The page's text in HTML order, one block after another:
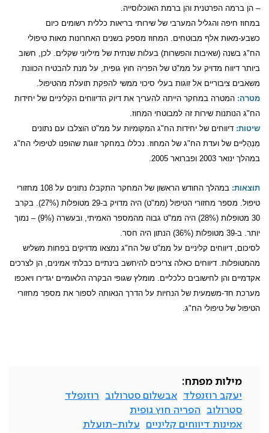
– הן ברמה הפרטנית והן ברמת האוכלוסייה.
במחוז חיפה והגליל המערבי של שירותי בריאות כללית רשומים כיום
כשבע-מאות אלף מבוטחים. המחוז מספק בשנים האחרונות מאות טיפולי
הח"ג בשנה (שאיבות והפשרות) בעלות שנתית של מיליוני שקלים. לכן, חשוב
ביותר דיווח מדויק על ממ"ט של הפריה חוץ גופית, על מנת להבטיח הכוונת
משאבים ציבוריים אל זוגות בעלי סיכוי ממשי להפקת תועלת מהטיפול.
מטרה: המטרה במחקר הייתה להעריך את דיוק הדיווחים הקליניים של יחידות
הח"ג הנותנות שירות זה למבוטחי המחוז.
שיטות: דיווחים של יחידות הח"ג המקומיות על ממ"ט הוצלבו עם נתונים
מִנְהָלִיים של ועדת הח"ג של המחוז. נכללו במחקר זוגות שהופנו לטיפולי הח"ג
במהלך ינואר 2003 ופברואר 2005.
תוצאות:
במהלך החודש הראשון של המחקר התקבלו נתונים על 108 מחזורי
טיפול. מספר מחזורי הטיפול (ממ"ט) היה מדויק ב-29 מטופלות (27%). בקרב
30 מטופלות (28%) היה ממ"ט גבוה מהמספר האמיתי, ובעשרה (9%) – נמוך
יותר. ב-39 מטופלות (36%) הנתון היה חסר.
לסיכום, דיווחים קליניים על ממ"ט של הח"ג נמצאו מדויקים בפחות משליש
מהמטופלות. דיווחים כאלה צריכים להיחשב בינתיים כבלתי אמינים, הן לצרכים
אקדמיים והן לחישובים כלכליים. מומלץ שגופי הבקרה הלאומיים יגדירו ויאכפו
מערכת חד-משמעית של הנחיות על הדרך הנאותה לספור את מספר מחזורי
הטיפול של טיפולי הח"ג.
מילות מפתח:
יעקב רוזנפלד
אבשלום סטרולוב
רוזנפלד
סטרולוב
הפריה חוץ גופית
אמינות דיווחים קליניים
עלות-תועלת